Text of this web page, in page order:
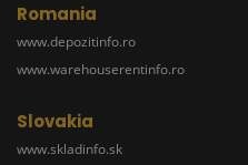
Romania
www.depozitinfo.ro
www.warehouserentinfo.ro
Slovakia
www.skladinfo.sk